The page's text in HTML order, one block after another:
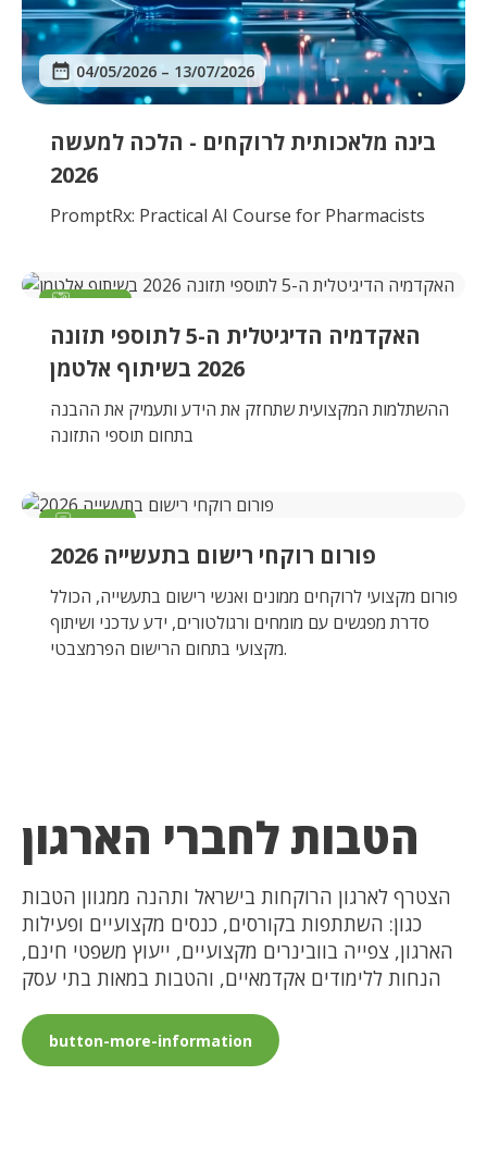
04/05/2026 – 13/07/2026
בינה מלאכותית לרוקחים - הלכה למעשה
2026
PromptRx: Practical AI Course for Pharmacists
קורס
ימי רביעי 18:00 - 21:00
28/01/2026–04/03/2026
האקדמיה הדיגיטלית ה-5 לתוספי תזונה
2026 בשיתוף אלטמן
ההשתלמות המקצועית שתחזק את הידע ותעמיק את ההבנה
בתחום תוספי התזונה
פורום
סדרה של 10 מפגשים שיתקיימו בד"כ בימי ראשון
פורום רוקחי רישום בתעשייה 2026
פורום מקצועי לרוקחים ממונים ואנשי רישום בתעשייה, הכולל
סדרת מפגשים עם מומחים ורגולטורים, ידע עדכני ושיתוף
מקצועי בתחום הרישום הפרמצבטי.
הטבות לחברי הארגון
הצטרף לארגון הרוקחות בישראל ותהנה ממגוון הטבות
כגון: השתתפות בקורסים, כנסים מקצועיים ופעילות
הארגון, צפייה בוובינרים מקצועיים, ייעוץ משפטי חינם,
הנחות ללימודים אקדמאיים, והטבות במאות בתי עסק
button-more-information